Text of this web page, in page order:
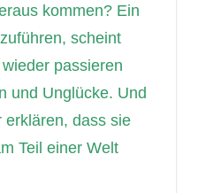
kommen? Ein
scheint
passieren
und Unglücke. Und
erklären, dass sie
Teil einer Welt